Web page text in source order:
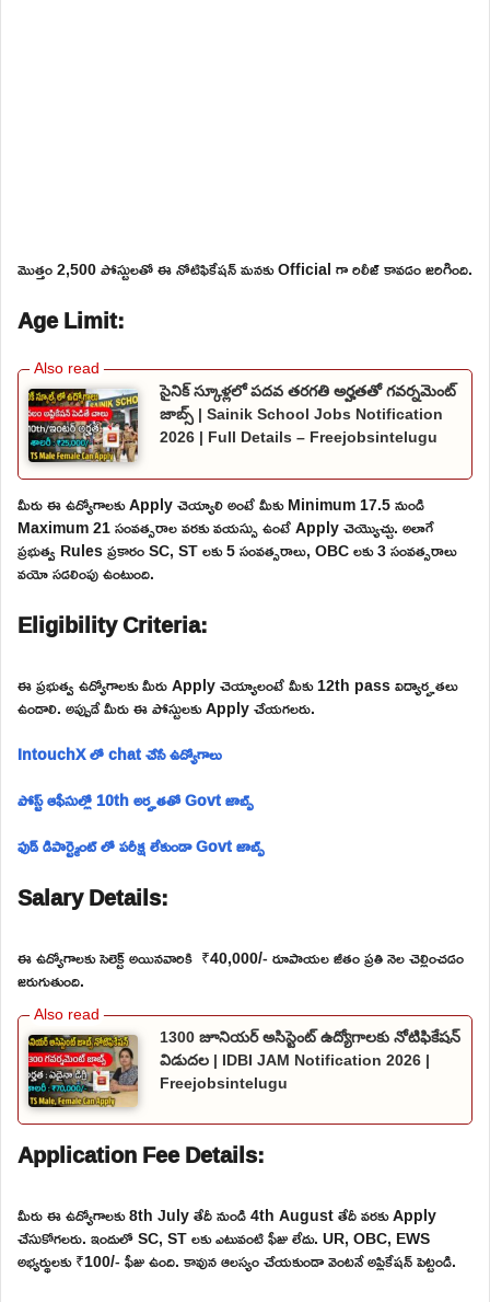
మొత్తం 2,500 పోస్టులతో ఈ నోటిఫికేషన్ మనకు Official గా రిలీజ్ కావడం జరిగింది.
Age Limit:
సైనిక్ స్కూళ్లలో పదవ తరగతి అర్హతతో గవర్నమెంట్
జాబ్స్ | Sainik School Jobs Notification
2026 | Full Details – Freejobsintelugu
మీరు ఈ ఉద్యోగాలకు Apply చెయ్యాలి అంటే మీకు Minimum 17.5 నుండి
Maximum 21 సంవత్సరాల వరకు వయస్సు ఉంటే Apply చెయ్యొచ్చు. అలాగే
ప్రభుత్వ Rules ప్రకారం SC, ST లకు 5 సంవత్సరాలు, OBC లకు 3 సంవత్సరాలు
వయో సడలింపు ఉంటుంది.
Eligibility Criteria:
ఈ ప్రభుత్వ ఉద్యోగాలకు మీరు Apply చెయ్యాలంటే మీకు 12th pass విద్యార్హతలు
ఉండాలి. అప్పుడే మీరు ఈ పోస్టులకు Apply చేయగలరు.
IntouchX లో chat చేసే ఉద్యోగాలు
పోస్ట్ ఆఫీసుల్లో 10th అర్హతతో Govt జాబ్స్
ఫుడ్ డిపార్ట్మెంట్ లో పరీక్ష లేకుండా Govt జాబ్స్
Salary Details:
ఈ ఉద్యోగాలకు సెలెక్ట్ అయినవారికి ₹40,000/- రూపాయల జీతం ప్రతి నెల చెల్లించడం
జరుగుతుంది.
1300 జూనియర్ అసిస్టెంట్ ఉద్యోగాలకు నోటిఫికేషన్
విడుదల | IDBI JAM Notification 2026 |
Freejobsintelugu
Application Fee Details:
మీరు ఈ ఉద్యోగాలకు 8th July తేదీ నుండి 4th August తేదీ వరకు Apply
చేసుకోగలరు. ఇందులో SC, ST లకు ఎటువంటి ఫీజు లేదు. UR, OBC, EWS
అభ్యర్థులకు ₹100/- ఫీజు ఉంది. కావున ఆలస్యం చేయకుండా వెంటనే అప్లికేషన్ పెట్టండి.